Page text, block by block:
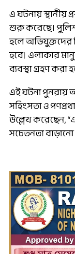
এ ঘটনায় স্থানীয়
শুরু করেছে। পুলিশ
হলে অভিযুক্তদের
হবে। এলাকার
ব্যবস্থা গ্রহণ করা
এই ঘটনা পুনরায়
সহিংসতা ও
উল্লেখ করেছেন,
সচেতনতা